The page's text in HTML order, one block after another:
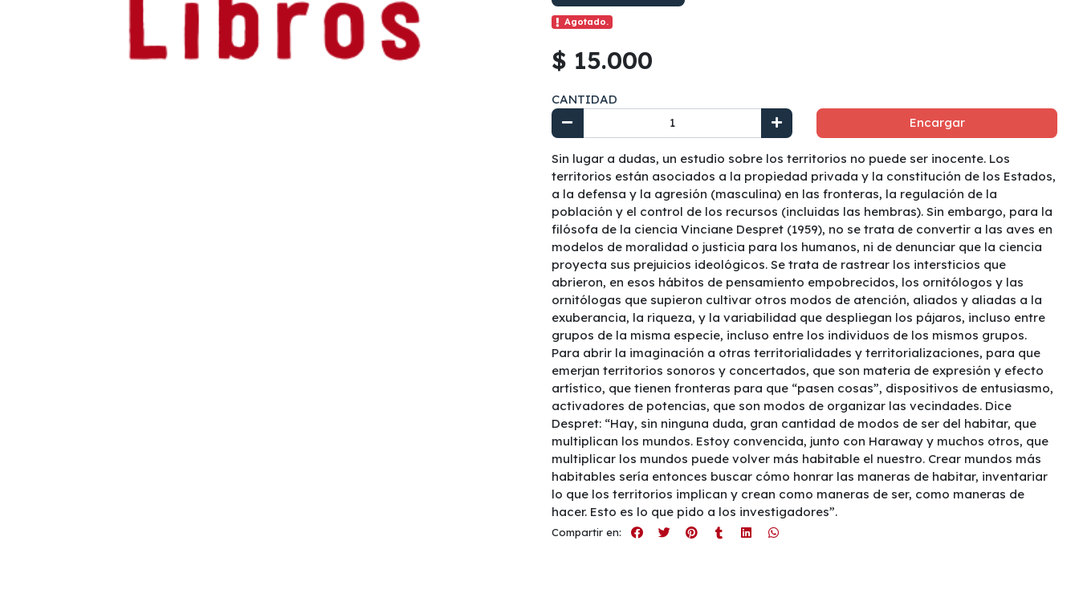
Agotado.
$ 15.000
CANTIDAD
Encargar
Sin lugar a dudas, un estudio sobre los territorios no puede ser inocente. Los
territorios están asociados a la propiedad privada y la constitución de los Estados,
a la defensa y la agresión (masculina) en las fronteras, la regulación de la
población y el control de los recursos (incluidas las hembras). Sin embargo, para la
filósofa de la ciencia Vinciane Despret (1959), no se trata de convertir a las aves en
modelos de moralidad o justicia para los humanos, ni de denunciar que la ciencia
proyecta sus prejuicios ideológicos. Se trata de rastrear los intersticios que
abrieron, en esos hábitos de pensamiento empobrecidos, los ornitólogos y las
ornitólogas que supieron cultivar otros modos de atención, aliados y aliadas a la
exuberancia, la riqueza, y la variabilidad que despliegan los pájaros, incluso entre
grupos de la misma especie, incluso entre los individuos de los mismos grupos.
Para abrir la imaginación a otras territorialidades y territorializaciones, para que
emerjan territorios sonoros y concertados, que son materia de expresión y efecto
artístico, que tienen fronteras para que “pasen cosas”, dispositivos de entusiasmo,
activadores de potencias, que son modos de organizar las vecindades. Dice
Despret: “Hay, sin ninguna duda, gran cantidad de modos de ser del habitar, que
multiplican los mundos. Estoy convencida, junto con Haraway y muchos otros, que
multiplicar los mundos puede volver más habitable el nuestro. Crear mundos más
habitables sería entonces buscar cómo honrar las maneras de habitar, inventariar
lo que los territorios implican y crean como maneras de ser, como maneras de
hacer. Esto es lo que pido a los investigadores”.
Compartir en: